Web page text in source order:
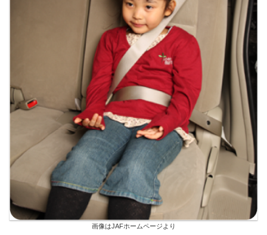
画像はJAFホームページより